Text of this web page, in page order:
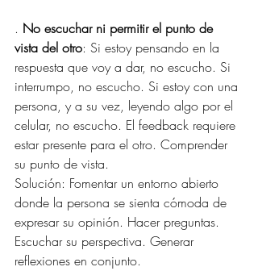
. No escuchar ni permitir el punto de
vista del otro: Si estoy pensando en la
respuesta que voy a dar, no escucho. Si
interrumpo, no escucho. Si estoy con una
persona, y a su vez, leyendo algo por el
celular, no escucho. El feedback requiere
estar presente para el otro. Comprender
su punto de vista.
Solución: Fomentar un entorno abierto
donde la persona se sienta cómoda de
expresar su opinión. Hacer preguntas.
Escuchar su perspectiva. Generar
reflexiones en conjunto.